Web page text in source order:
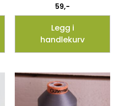
59,-
Legg i
handlekurv